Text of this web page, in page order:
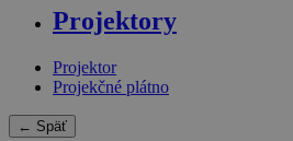
Projektory
Projektor
Projekčné plátno
← Späť